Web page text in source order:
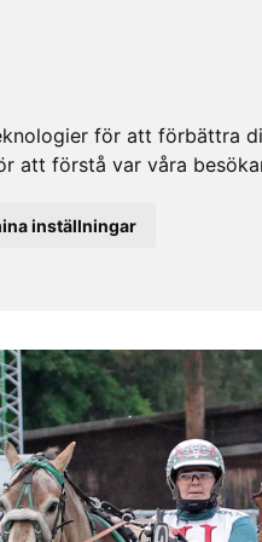
för att förbättra
att förstå var våra
inställningar